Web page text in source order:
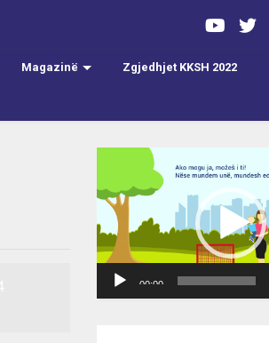
Magazinë Zgjedhjet KKSH 2022
00:00